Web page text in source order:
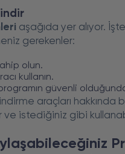
aşağıda yer alıyor.
gerekenler:
olun.
kullanın.
güvenli
araçları hakkında
ve istediğiniz gibi